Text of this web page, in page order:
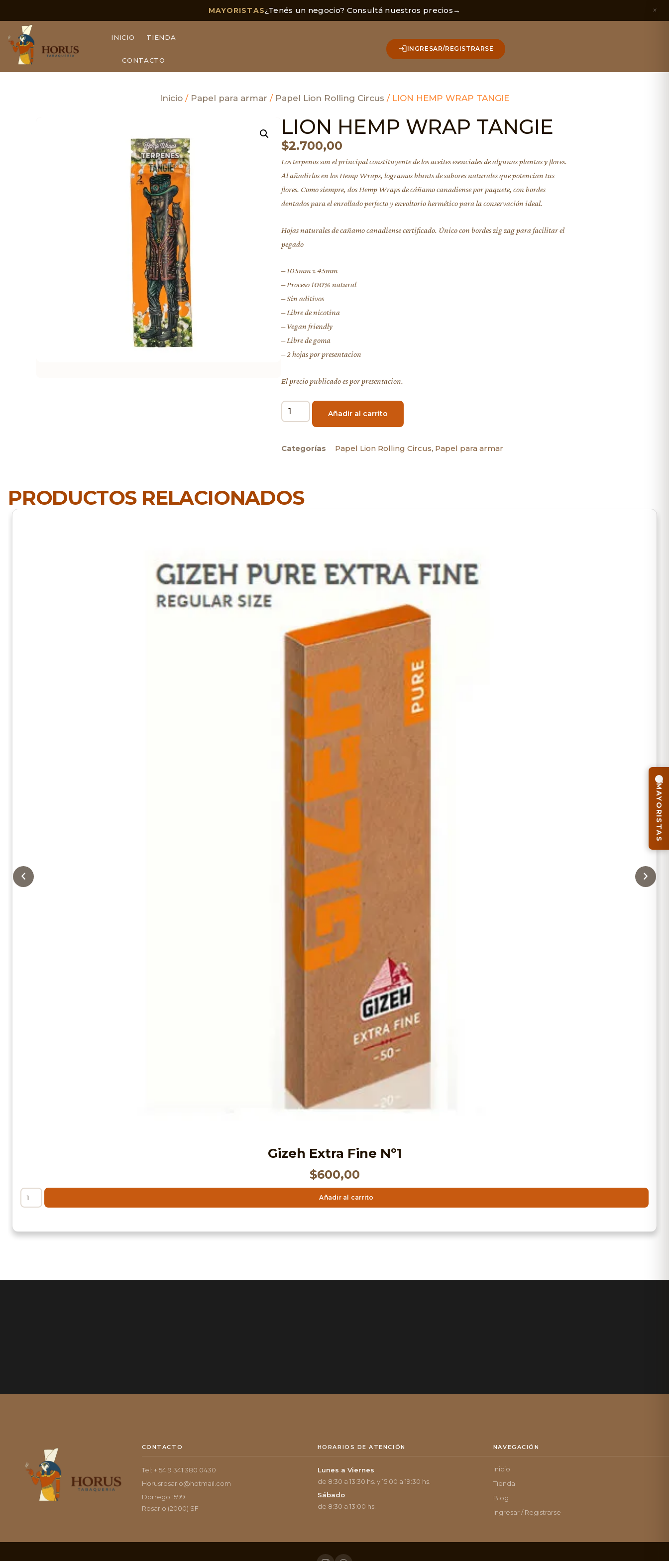
MAYORISTAS¿Tenés un negocio? Consultá nuestros precios → ×
INICIO TIENDA
CONTACTO
INGRESAR/REGISTRARSE
Inicio / Papel para armar / Papel Lion Rolling Circus / LION HEMP WRAP TANGIE
LION HEMP WRAP TANGIE
$2.700,00
Los terpenos son el principal constituyente de los aceites esenciales de algunas plantas y flores.
Al añadirlos en los Hemp Wraps, logramos blunts de sabores naturales que potencian tus
flores. Como siempre, dos Hemp Wraps de cáñamo canadiense por paquete, con bordes
dentados para el enrollado perfecto y envoltorio hermético para la conservación ideal.
Hojas naturales de cañamo canadiense certificado. Único con bordes zig zag para facilitar el
pegado
– 105mm x 45mm
– Proceso 100% natural
– Sin aditivos
– Libre de nicotina
– Vegan friendly
– Libre de goma
– 2 hojas por presentacion
El precio publicado es por presentacion.
Añadir al carrito
Categorías Papel Lion Rolling Circus, Papel para armar
PRODUCTOS RELACIONADOS
Gizeh Extra Fine Nº1
$600,00
Añadir al carrito
CONTACTO
Tel: + 54 9 341 380 0430
Horusrosario@hotmail.com
Dorrego 1599
Rosario (2000) SF
HORARIOS DE ATENCIÓN
Lunes a Viernes
de 8:30 a 13:30 hs. y 15:00 a 19:30 hs.
Sábado
de 8:30 a 13:00 hs.
NAVEGACIÓN
Inicio
Tienda
Blog
Ingresar / Registrarse
MAYORISTAS